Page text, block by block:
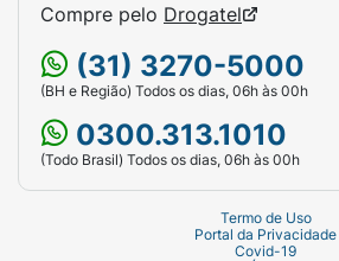
Compre pelo Drogatel
(31) 3270-5000
(BH e Região) Todos os dias, 06h às 00h
0300.313.1010
(Todo Brasil) Todos os dias, 06h às 00h
Termo de Uso
Portal da Privacidade
Covid-19